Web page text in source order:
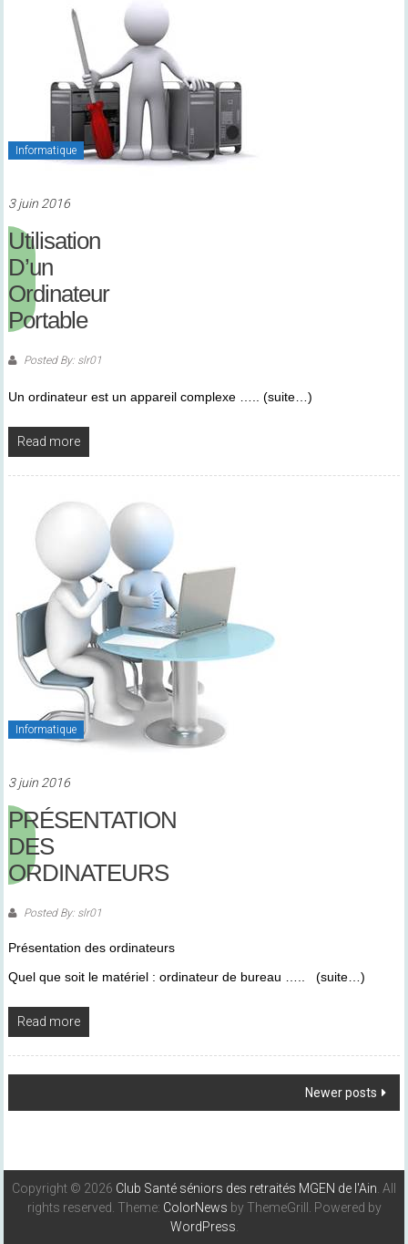
Informatique
3 juin 2016
Utilisation
D’un
Ordinateur
Portable
Posted By: slr01
Un ordinateur est un appareil complexe ….. (suite…)
Read more
Informatique
3 juin 2016
PRÉSENTATION
DES
ORDINATEURS
Posted By: slr01
Présentation des ordinateurs
Quel que soit le matériel : ordinateur de bureau ….. (suite…)
Read more
Navigation
Newer posts
Copyright © 2026 Club Santé séniors des retraités MGEN de l'Ain . All
rights reserved. Theme: ColorNews by ThemeGrill. Powered by
WordPress